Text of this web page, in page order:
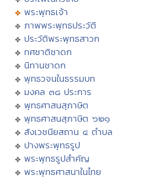
พระพุทธเจ้า
ภาพพระพุทธประวัติ
ประวัติพระพุทธสาวก
ทศชาติชาดก
นิทานชาดก
พุทธวจนในธรรมบท
มงคล ๓๘ ประการ
พุทธศาสนสุภาษิต
พุทธศาสนสุภาษิต ๖๒๑
สังเวชนียสถาน ๔ ตำบล
ปางพระพุทธรูป
พระพุทธรูปสำคัญ
พระพุทธศาสนาในไทย